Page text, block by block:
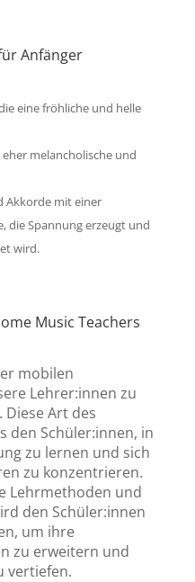
Anfänger
eine fröhliche und helle
melancholische und
Akkorde mit einer
die Spannung erzeugt und
wird.
Music Teachers
mobilen
Lehrer:innen zu
Art des
den Schüler:innen, in
zu lernen und sich
zu konzentrieren.
Lehrmethoden und
den Schüler:innen
um ihre
zu erweitern und
vertiefen.